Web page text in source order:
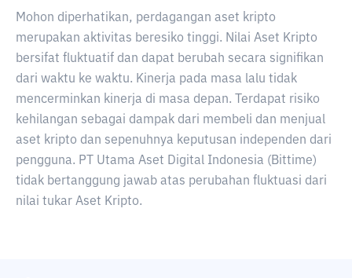
Mohon diperhatikan, perdagangan aset kripto
merupakan aktivitas beresiko tinggi. Nilai Aset Kripto
bersifat fluktuatif dan dapat berubah secara signifikan
dari waktu ke waktu. Kinerja pada masa lalu tidak
mencerminkan kinerja di masa depan. Terdapat risiko
kehilangan sebagai dampak dari membeli dan menjual
aset kripto dan sepenuhnya keputusan independen dari
pengguna. PT Utama Aset Digital Indonesia (Bittime)
tidak bertanggung jawab atas perubahan fluktuasi dari
nilai tukar Aset Kripto.